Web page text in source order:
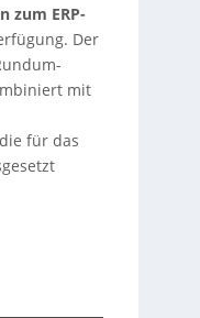
zum ERP-
Der
mit
für das